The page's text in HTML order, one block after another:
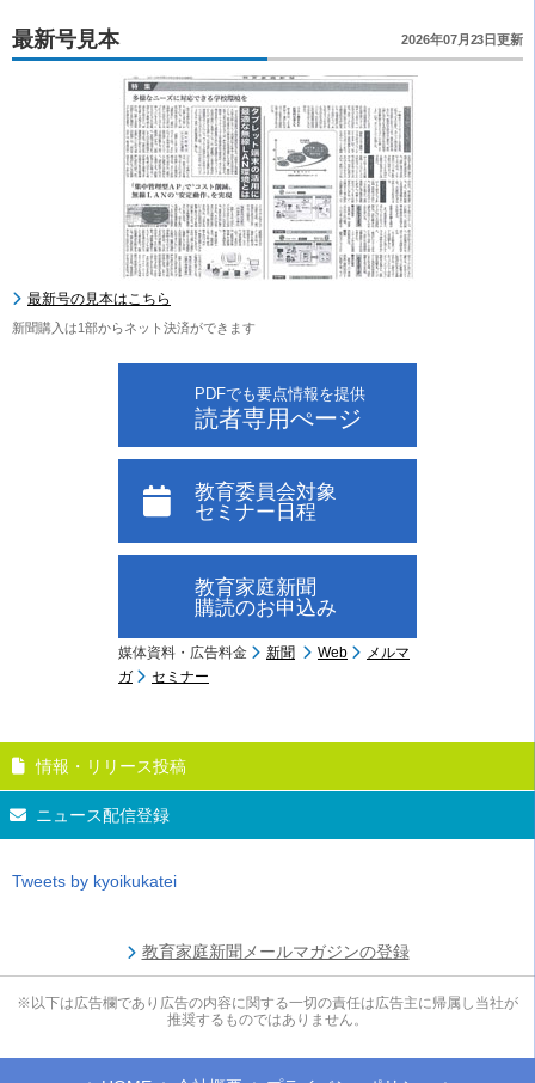
最新号見本 2026年07月23日更新
最新号の見本はこちら
新聞購入は1部からネット決済ができます
PDFでも要点情報を提供
読者専用ぺージ
教育委員会対象
セミナー日程
教育家庭新聞
購読のお申込み
媒体資料・広告料金 新聞 Web
メルマ
ガ
セミナー
情報・リリース投稿
ニュース配信登録
Tweets by kyoikukatei
教育家庭新聞メールマガジンの登録
※以下は広告欄であり広告の内容に関する一切の責任は広告主に帰属し当社が
推奨するものではありません。